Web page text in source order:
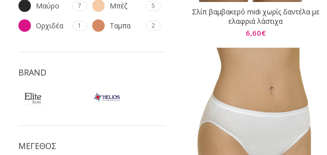
Μαύρο 7 Μπέζ 5
Ορχιδέα 1 Ταμπα 2
BRAND
ΜΕΓΕΘΟΣ
ΕΠΙΛΟΓΉ
Σλίπ βαμβακερό midi χωρίς δαντέλα με
ελαφριά λάστιχα
6,60€